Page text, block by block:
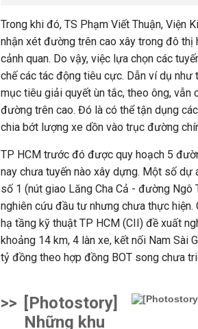
Trong khi đó, TS Phạm Viết Thuận, Viện
nhận xét đường trên cao xây trong đô
cảnh quan. Do vậy, việc lựa chọn các
chế các tác động tiêu cực. Dẫn ví dụ như
mục tiêu giải quyết ùn tắc, theo ông, vẫn
đường trên cao. Đó là có thể tận dụng
chia bớt lượng xe dồn vào trục đường
TP HCM trước đó được quy hoạch 5
nay chưa tuyến nào xây dựng. Một số dự
số 1 (nút giao Lăng Cha Cả - đường
nghiên cứu đầu tư nhưng chưa thực
hạ tầng kỹ thuật TP HCM (CII) đề xuất
khoảng 14 km, 4 làn xe, kết nối Nam Sài
tỷ đồng theo hợp đồng BOT song chưa
>> [Photostory]
Những khu